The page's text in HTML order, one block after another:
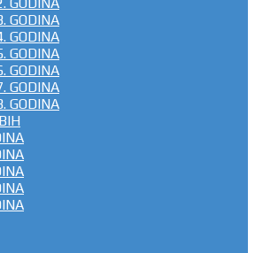
GODINA
GODINA
GODINA
GODINA
GODINA
GODINA